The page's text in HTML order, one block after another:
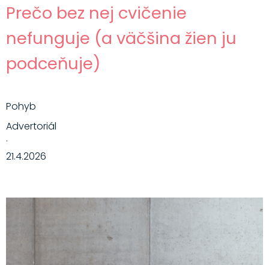
Prečo bez nej cvičenie
nefunguje (a väčšina žien ju
podceňuje)
Pohyb
Advertoriál
·
21.4.2026